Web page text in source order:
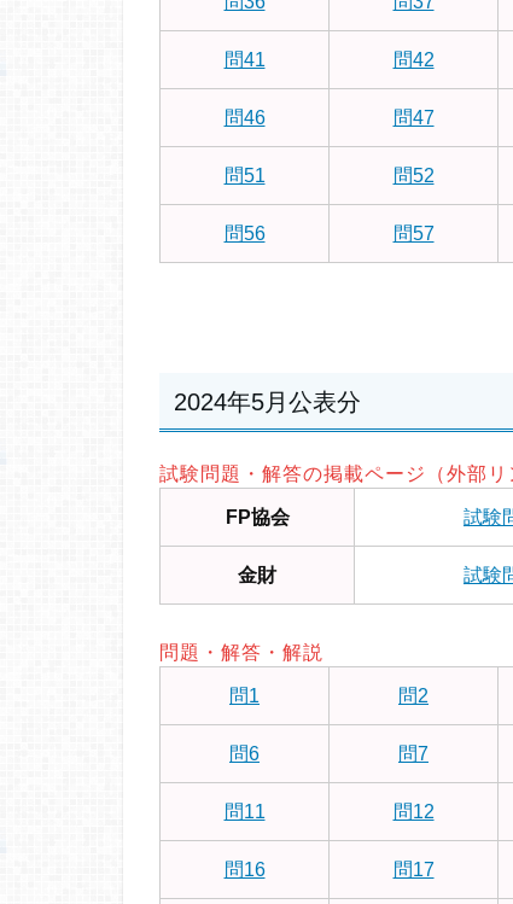
問41 問42
問46 問47
問51 問52
問56 問57
2024年5月公表分
試験問題・解答の掲載ページ（外部リ
FP協会 試験
金財 試験
問題・解答・解説
問1 問2
問6 問7
問11 問12
問16 問17